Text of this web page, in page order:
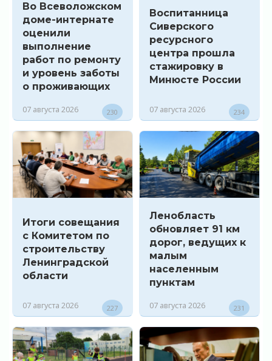
Во Всеволожском
доме-интернате
оценили
выполнение
работ по ремонту
и уровень заботы
о проживающих
07 августа 2026 230
Воспитанница
Сиверского
ресурсного
центра прошла
стажировку в
Минюсте России
07 августа 2026 234
Итоги совещания
с Комитетом по
строительству
Ленинградской
области
07 августа 2026 227
Ленобласть
обновляет 91 км
дорог, ведущих к
малым
населенным
пунктам
07 августа 2026 231